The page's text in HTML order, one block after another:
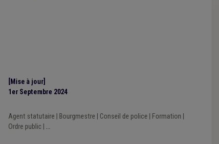
[Mise à jour]
1er Septembre 2024
Agent statutaire Bourgmestre Conseil de police Formation
Ordre public
...